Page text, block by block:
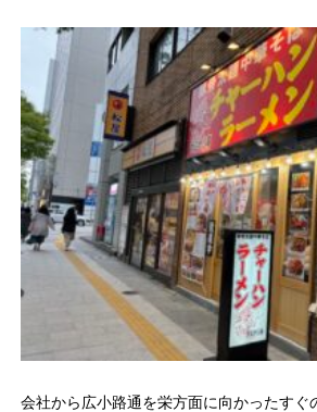
会社から広小路通を栄方面に向かったすぐ